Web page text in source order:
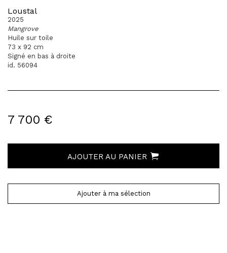
Loustal
2025
Mangrove
Huile sur toile
73 x 92 cm
Signé en bas à droite
id. 56094
7 700 €
AJOUTER AU PANIER
Ajouter à ma sélection